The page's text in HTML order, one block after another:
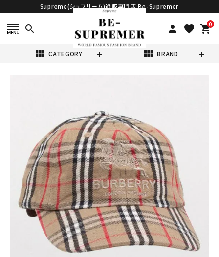
Supreme(シュプリーム)通販専門店 Be-Supremer
search person favorite 0
shopping_cart
view_module CATEGORY view_module BRAND
Supreme シュプ
リーム 22SS
Burberry
Denim 6Panel
Capバーバリーデ
ニム6パネルキャッ
プ 帽子 ベージュ
¥59,980 (税込)
NEW ITEMS